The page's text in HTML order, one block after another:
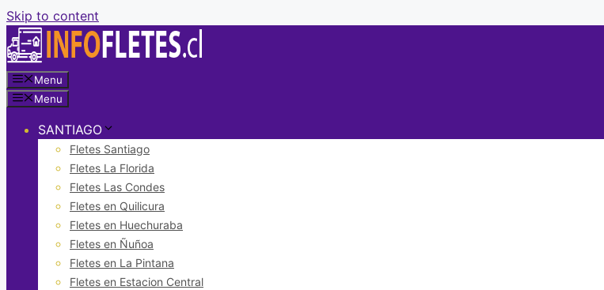
Skip to content
Menu
Menu
SANTIAGO
Fletes Santiago
Fletes La Florida
Fletes Las Condes
Fletes en Quilicura
Fletes en Huechuraba
Fletes en Ñuñoa
Fletes en La Pintana
Fletes en Estacion Central